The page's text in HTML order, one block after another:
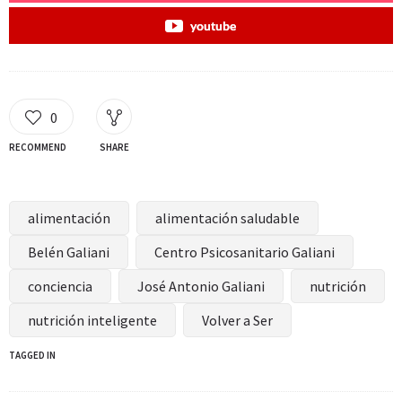
youtube
0
RECOMMEND SHARE
alimentación
alimentación saludable
Belén Galiani
Centro Psicosanitario Galiani
conciencia
José Antonio Galiani
nutrición
nutrición inteligente
Volver a Ser
TAGGED IN